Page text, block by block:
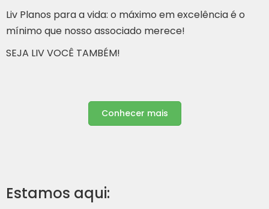
Liv Planos para a vida: o máximo em excelência é o
mínimo que nosso associado merece!
SEJA LIV VOCÊ TAMBÉM!
Conhecer mais
Estamos aqui: